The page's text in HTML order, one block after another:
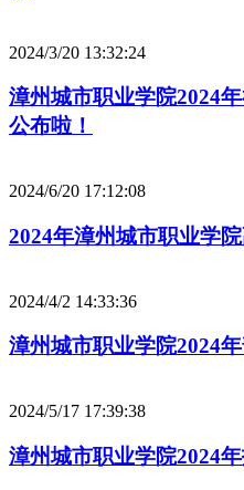
2024/3/20 13:32:24
漳州城市职业学院2024
公布啦！
2024/6/20 17:12:08
2024年漳州城市职业学
2024/4/2 14:33:36
漳州城市职业学院2024
2024/5/17 17:39:38
漳州城市职业学院2024